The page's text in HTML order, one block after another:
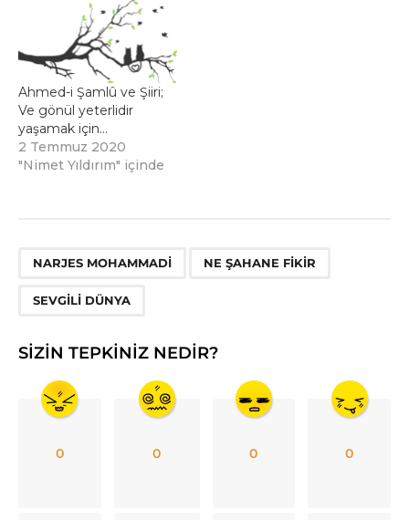
Ahmed-i Şamlû ve Şiiri;
Ve gönül yeterlidir
yaşamak için…
2 Temmuz 2020
"Nimet Yıldırım" içinde
NARJES MOHAMMADI NE ŞAHANE FIKIR
SEVGILI DÜNYA
SIZIN TEPKINIZ NEDIR?
0 0 0 0